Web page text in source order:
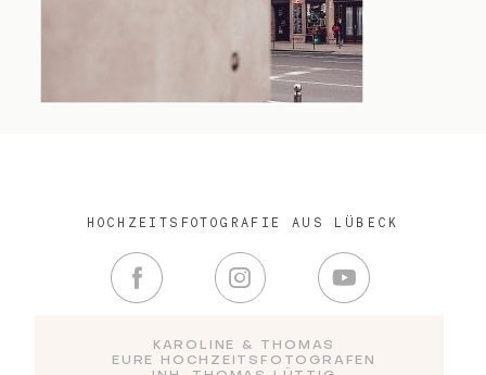
KAROLINE & THOMAS
EURE HOCHZEITSFOTOGRAFEN
HOCHZEITSFOTOGRAFIE AUS LÜBECK
Hochzeit
Kontakt